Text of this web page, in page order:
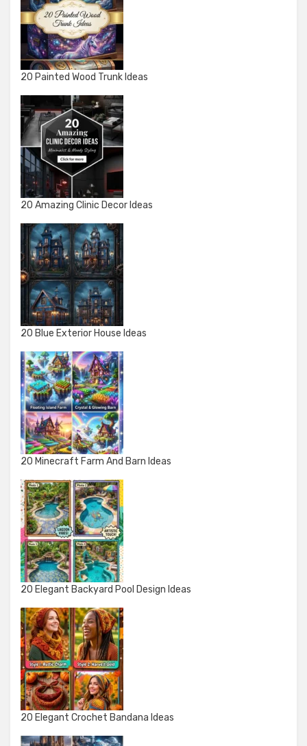
20 Painted Wood Trunk Ideas
20 Amazing Clinic Decor Ideas
20 Blue Exterior House Ideas
20 Minecraft Farm And Barn Ideas
20 Elegant Backyard Pool Design Ideas
20 Elegant Crochet Bandana Ideas